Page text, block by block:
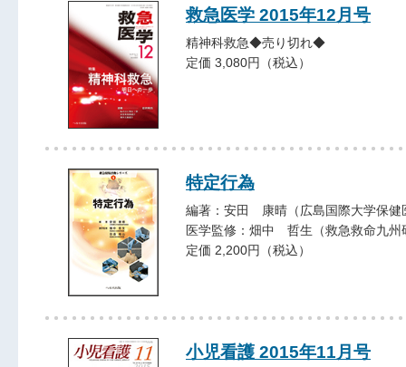
救急医学 2015年12月号
精神科救急◆売り切れ◆
定価 3,080円（税込）
特定行為
編著：安田 康晴（広島国際大学保健
医学監修：畑中 哲生（救急救命九州
定価 2,200円（税込）
小児看護 2015年11月号